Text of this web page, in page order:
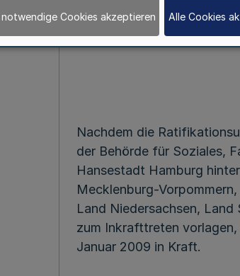
Nachdem die
der Behörde für Soziales,
Hansestadt Hamburg
Mecklenburg-
Land Niedersachsen,
zum Inkrafttreten
Januar 2009 in Kraft.
notwendige Cookies akzeptieren Alle Cookies